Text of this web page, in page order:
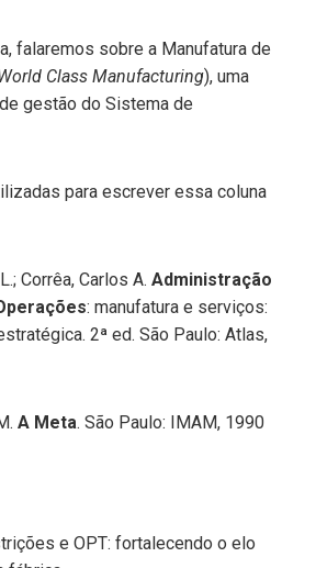
falaremos sobre a Manufatura de
Class Manufacturing), uma
gestão do Sistema de
para escrever essa coluna
Corrêa, Carlos A. Administração
: manufatura e serviços:
2ª ed. São Paulo: Atlas,
A Meta. São Paulo: IMAM, 1990